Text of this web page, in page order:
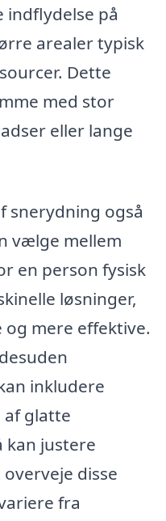
indflydelse på
arealer typisk
Dette
med stor
eller lange
snerydning også
vælge mellem
en person fysisk
løsninger,
mere effektive.
inkludere
af glatte
kan justere
disse
fra